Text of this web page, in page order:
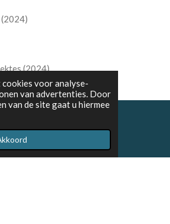
voor analyse-
van advertenties. Door
van de site gaat u hiermee
(2024)